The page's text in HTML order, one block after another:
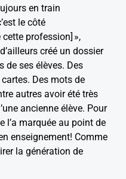
en train
le côté
profession] »,
créé un dossier
de ses élèves. Des
Des mots de
autres avoir été très
ancienne élève. Pour
l’a marquée au point de
enseignement! Comme
la génération de